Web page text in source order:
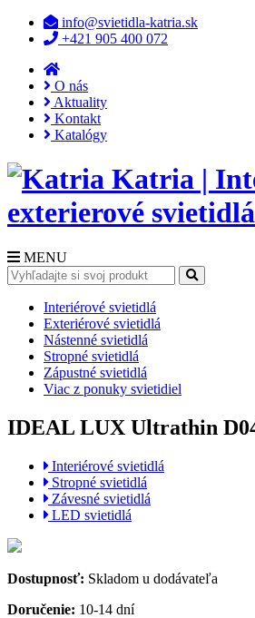
info@svietidla-katria.sk
+421 905 400 072
O nás
Aktuality
Kontakt
Katalógy
Katria |
exterierové svietidlá
MENU
Interiérové svietidlá
Exteriérové svietidlá
Nástenné svietidlá
Stropné svietidlá
Zápustné svietidlá
Viac z ponuky svietidiel
IDEAL LUX Ultrathin
Interiérové svietidlá
Stropné svietidlá
Závesné svietidlá
LED svietidlá
Dostupnosť: Skladom u dodávateľa
Doručenie: 10-14 dní